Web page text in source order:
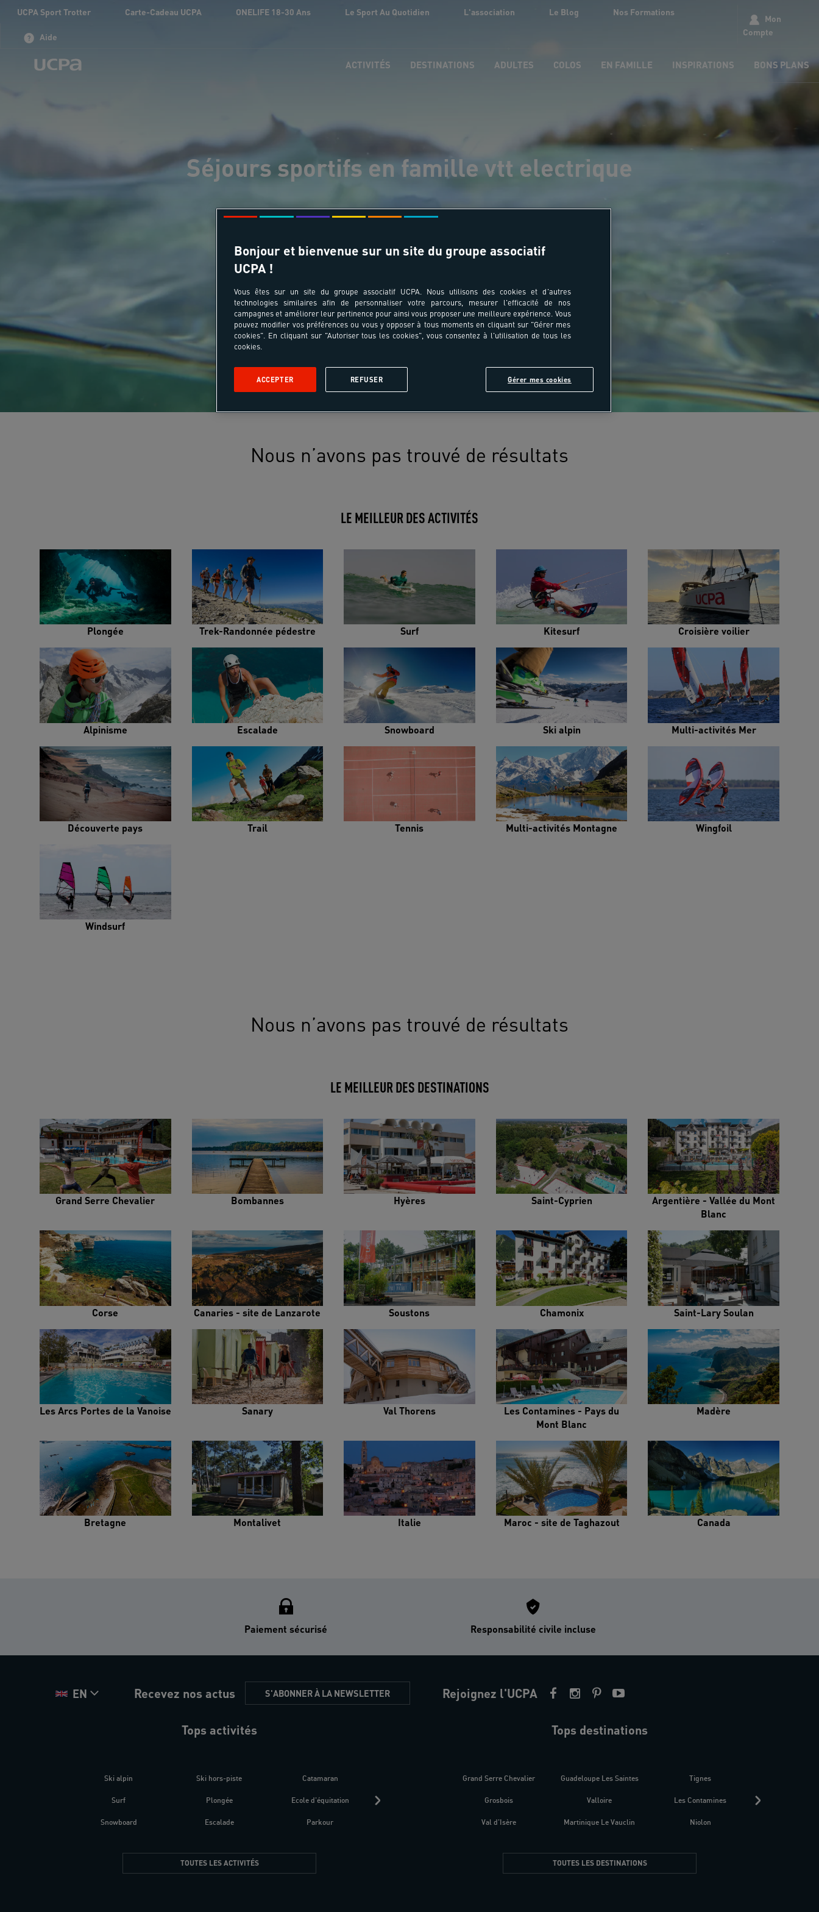
UCPA Sport Trotter Carte-Cadeau UCPA ONELIFE 18-30 Ans Le Sport Au Quotidien L'association Le Blog Nos Formations
Aide
Mon
Compte
ACTIVITÉS DESTINATIONS ADULTES COLOS EN FAMILLE INSPIRATIONS BONS PLANS
Séjours sportifs en famille vtt electrique
Nous n’avons pas trouvé de résultats
LE MEILLEUR DES ACTIVITÉS
Plongée Trek-Randonnée pédestre Surf Kitesurf Croisière voilier
Alpinisme Escalade Snowboard Ski alpin Multi-activités Mer
Découverte pays Trail Tennis Multi-activités Montagne Wingfoil
Windsurf
Nous n’avons pas trouvé de résultats
LE MEILLEUR DES DESTINATIONS
Grand Serre Chevalier Bombannes Hyères Saint-Cyprien
Argentière - Vallée du Mont
Blanc
Corse Canaries - site de Lanzarote Soustons Chamonix Saint-Lary Soulan
Les Arcs Portes de la Vanoise Sanary Val Thorens
Les Contamines - Pays du
Mont Blanc
Madère
Bretagne Montalivet Italie Maroc - site de Taghazout Canada
Paiement sécurisé Responsabilité civile incluse
EN Recevez nos actus S'ABONNER À LA NEWSLETTER Rejoignez l'UCPA
Tops activités
Ski alpin
Surf
Snowboard
Ski hors-piste
Plongée
Escalade
Catamaran
Ecole d'équitation
Parkour
Trek-Randonnée pédestre
Parapente
Plongée
TOUTES LES ACTIVITÉS
Tops destinations
Grand Serre Chevalier
Grosbois
Val d'Isère
Guadeloupe Les Saintes
Valloire
Martinique Le Vauclin
Tignes
Les Contamines
Niolon
TOUTES LES DESTINATIONS
Bonjour et bienvenue sur un site du groupe associatif
UCPA !
Vous êtes sur un site du groupe associatif UCPA. Nous utilisons des cookies et d'autres
technologies similaires afin de personnaliser votre parcours, mesurer l'efficacité de nos
campagnes et améliorer leur pertinence pour ainsi vous proposer une meilleure expérience. Vous
pouvez modifier vos préférences ou vous y opposer à tous moments en cliquant sur "Gérer mes
cookies". En cliquant sur "Autoriser tous les cookies", vous consentez à l'utilisation de tous les
cookies.
Gérer mes cookies
REFUSER
ACCEPTER